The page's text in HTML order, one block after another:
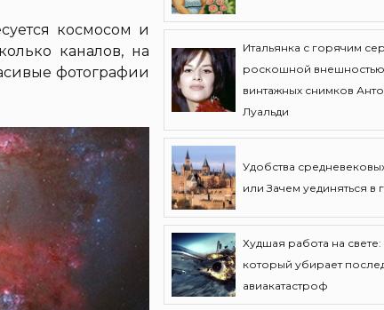
космосом и
каналов, на
фотографии
Итальянка с горячим
роскошной
винтажных снимков
Луальди
Удобства
или Зачем уединяться в
Худшая работа на
который убирает
авиакатастроф